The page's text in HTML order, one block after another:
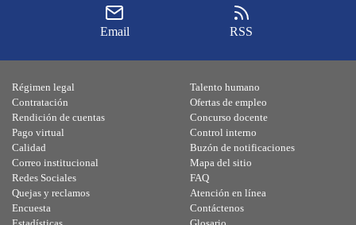
Email RSS
Régimen legal
Contratación
Rendición de cuentas
Pago virtual
Calidad
Talento humano
Ofertas de empleo
Concurso docente
Control interno
Buzón de notificaciones
Correo institucional
Redes Sociales
Quejas y reclamos
Encuesta
Mapa del sitio
FAQ
Atención en línea
Contáctenos